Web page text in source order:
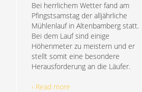
Bei herrlichem Wetter fand am
Pfingstsamstag der alljährliche
Mühlenlauf in Altenbamberg statt.
Bei dem Lauf sind einige
Höhenmeter zu meistern und er
stellt somit eine besondere
Herausforderung an die Läufer.
› Read more